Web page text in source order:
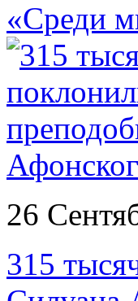
«Среди
26
315